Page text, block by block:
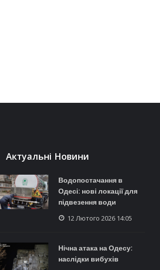
Актуальні Новини
Водопостачання в
Одесі: нові локації для
підвезення води
12 Лютого 2026 14:05
Нічна атака на Одесу:
наслідки вибухів